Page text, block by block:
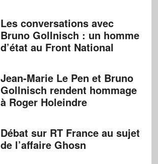
Les conversations avec
Bruno Gollnisch : un homme
d’état au Front National
Jean-Marie Le Pen et Bruno
Gollnisch rendent hommage
à Roger Holeindre
Débat sur RT France au sujet
de l’affaire Ghosn